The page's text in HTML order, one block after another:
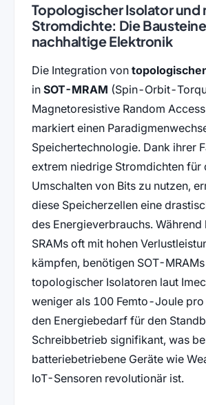
Topologischer Isolator und
Stromdichte: Die
nachhaltige Elektronik
Die Integration von
in SOT-MRAM (Spin-Orbit-
Magnetoresistive Random
markiert einen
Speichertechnologie. Dank ihrer
extrem niedrige Stromdichten für
Umschalten von Bits zu nutzen,
diese Speicherzellen eine
des Energieverbrauchs. Während
SRAMs oft mit hohen
kämpfen, benötigen SOT-
topologischer Isolatoren laut
weniger als 100 Femto-Joule pro
den Energiebedarf für den
Schreibbetrieb signifikant, was
batteriebetriebene Geräte wie
IoT-Sensoren revolutionär ist.